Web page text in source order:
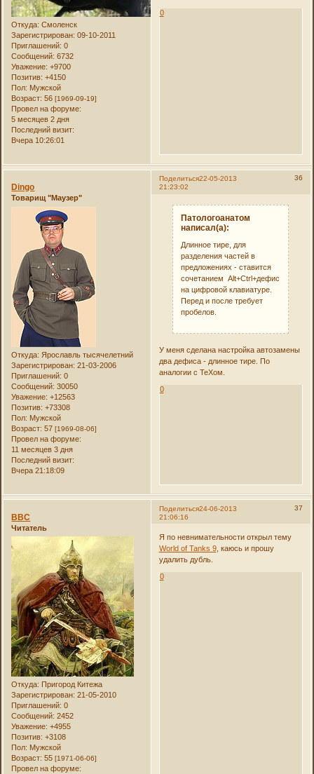
Откуда: Смоленск
Зарегистрирован: 09-10-2011
Приглашений: 0
Сообщений: 6732
Уважение: +9700
Позитив: +4150
Пол: Мужской
Возраст: 56[1969-09-19]
Провел на форуме:
5 месяцев 2 дня
Последний визит:
Вчера 10:26:01
0
Поделиться 36
22-05-2013
21:23:02
Dingo
Товарищ "Маузер"
Откуда: Ярославль тысячелетний
Зарегистрирован: 21-03-2006
Приглашений: 0
Сообщений: 30050
Уважение: +12563
Позитив: +73308
Пол: Мужской
Возраст: 57[1969-08-06]
Провел на форуме:
11 месяцев 3 дня
Последний визит:
Вчера 21:18:09
Патологоанатом
написал(а):
Длинное тире, для
разделения частей в
предложениях - ставится
сочетанием Alt+Ctrl+дефис
на цифровой клавиатуре.
Перед и после требует
пробелов.
У меня сделана настройка автозамены
два дефиса - длинное тире. По
аналогии с ТеХом.
0
Поделиться 37
24-06-2013
21:06:16
ВВС
Читатель
Откуда: Пригород Китежа
Зарегистрирован: 21-05-2010
Приглашений: 0
Сообщений: 2452
Уважение: +4955
Позитив: +3108
Пол: Мужской
Возраст: 55[1971-06-06]
Провел на форуме:
Я по невнимательности открыл тему
World of Tanks 9, каюсь и прошу
удалить дубль.
0